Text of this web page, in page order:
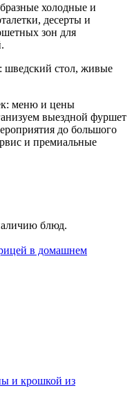
холодные и
десерты и
зон для
шведский стол, живые
выездной фуршет
до большого
и премиальные
блюд.
в домашнем
и крошкой из